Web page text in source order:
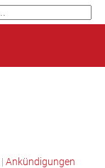
| Ankündigungen